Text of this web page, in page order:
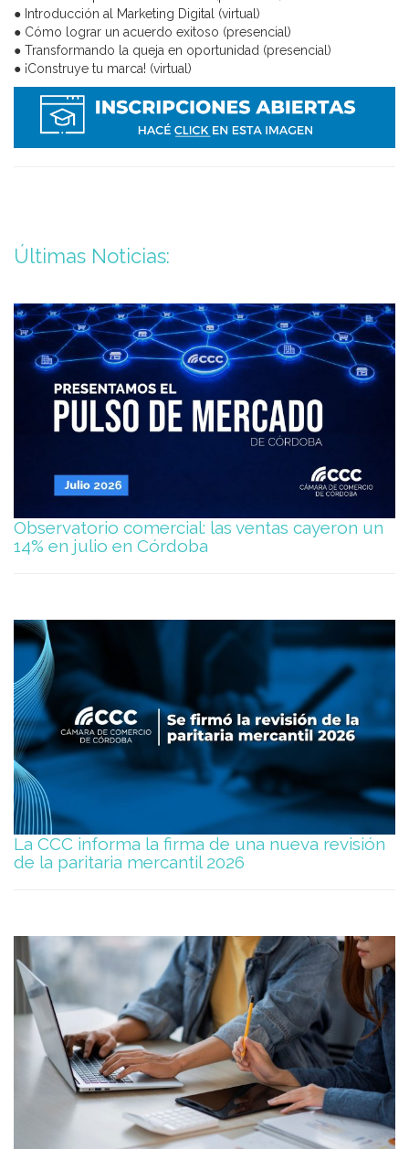
● Introducción al Marketing Digital (virtual)
● Cómo lograr un acuerdo exitoso (presencial)
● Transformando la queja en oportunidad (presencial)
● ¡Construye tu marca! (virtual)
Últimas Noticias:
Observatorio comercial: las ventas cayeron un
14% en julio en Córdoba
La CCC informa la firma de una nueva revisión
de la paritaria mercantil 2026